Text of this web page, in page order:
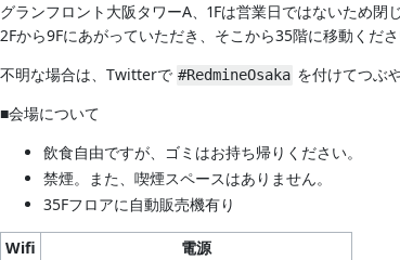
グランフロント大阪タワーA、1Fは営業日ではないため閉
2Fから9Fにあがっていただき、そこから35階に移動くださ
不明な場合は、Twitterで #RedmineOsaka を付けてつぶ
■会場について
飲食自由ですが、ゴミはお持ち帰りください。
禁煙。また、喫煙スペースはありません。
35Fフロアに自動販売機有り
Wifi 電源